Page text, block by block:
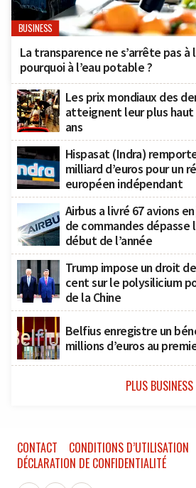
BUSINESS
La transparence ne s’arrête pas à
pourquoi à l’eau potable ?
Les prix mondiaux des
atteignent leur plus haut
ans
Hispasat (Indra)
milliard d’euros pour un
européen indépendant
Airbus a livré 67 avions
de commandes dépasse
début de l’année
Trump impose un droit
cent sur le polysilicium
de la Chine
Belfius enregistre un
millions d’euros au
PLUS BUSINESS
CONTACT
CONDITIONS D’UTILISATION
DÉCLARATION DE CONFIDENTIALITÉ